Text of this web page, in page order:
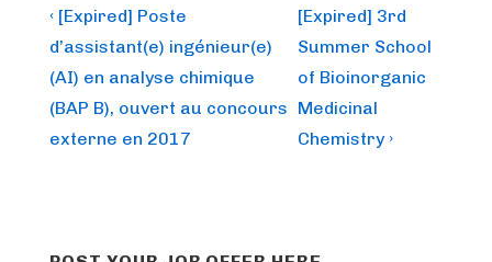
Post
navigation
Previous
Post
is
‹ [Expired] Poste
d’assistant(e) ingénieur(e)
(AI) en analyse chimique
(BAP B), ouvert au concours
externe en 2017
Next
Post
is
[Expired] 3rd
Summer School
of Bioinorganic
Medicinal
Chemistry ›